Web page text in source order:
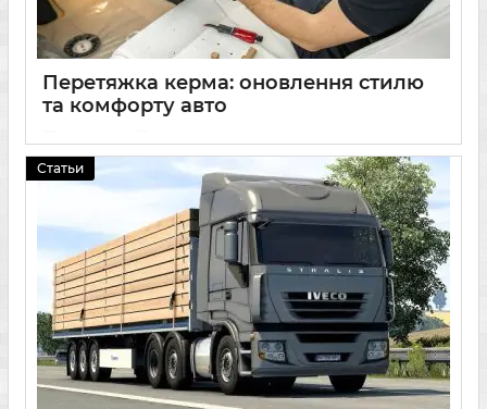
Перетяжка керма: оновлення стилю
та комфорту авто
Статьи